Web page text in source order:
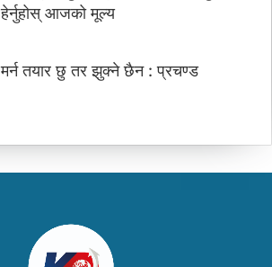
हेर्नुहोस् आजको मूल्य
मर्न तयार छु तर झुक्ने छैन : प्रचण्ड